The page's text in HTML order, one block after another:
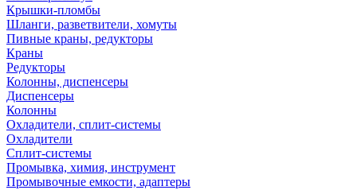
Крышки-пломбы
Шланги, разветвители, хомуты
Пивные краны, редукторы
Краны
Редукторы
Колонны, диспенсеры
Диспенсеры
Колонны
Охладители, сплит-системы
Охладители
Сплит-системы
Промывка, химия, инструмент
Промывочные емкости, адаптеры